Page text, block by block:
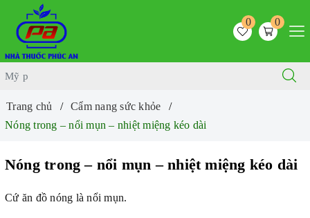
0
0
Trang chủ
Cẩm nang sức khỏe
Nóng trong – nổi mụn – nhiệt miệng kéo dài
Nóng trong – nổi mụn – nhiệt miệng kéo dài
Cứ ăn đồ nóng là nổi mụn.